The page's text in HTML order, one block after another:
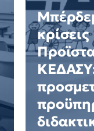
κρίσεις
ΚΕΔΑΣΥ: